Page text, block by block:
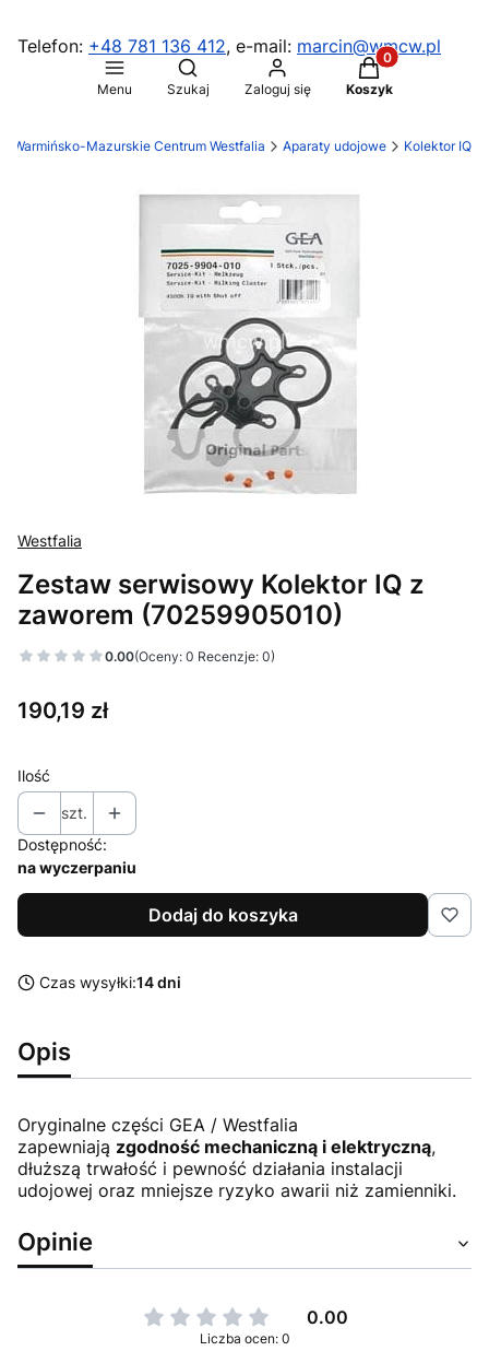
Telefon: +48 781 136 412, e-mail: marcin@wmcw.pl
Menu
Otwórz wyszukiwarkę
Szukaj Zaloguj się
Produkty w
Koszyk
Warmińsko-Mazurskie Centrum Westfalia Aparaty udojowe Kolektor IQ
Westfalia
Zestaw serwisowy Kolektor IQ z
zaworem (70259905010)
0.00(Oceny: 0 Recenzje: 0)
Cena
190,19 zł
Ilość
szt.
Dostępność:
na wyczerpaniu
Dodaj do koszyka
Czas wysyłki:14 dni
Opis
Oryginalne części GEA / Westfalia
zapewniają zgodność mechaniczną i elektryczną,
dłuższą trwałość i pewność działania instalacji
udojowej oraz mniejsze ryzyko awarii niż zamienniki.
Opinie
0.00
Liczba ocen: 0